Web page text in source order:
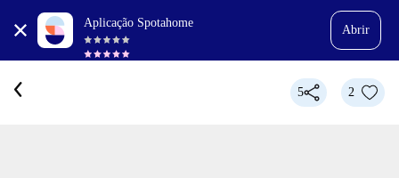
Aplicação Spotahome
Abrir
5 2